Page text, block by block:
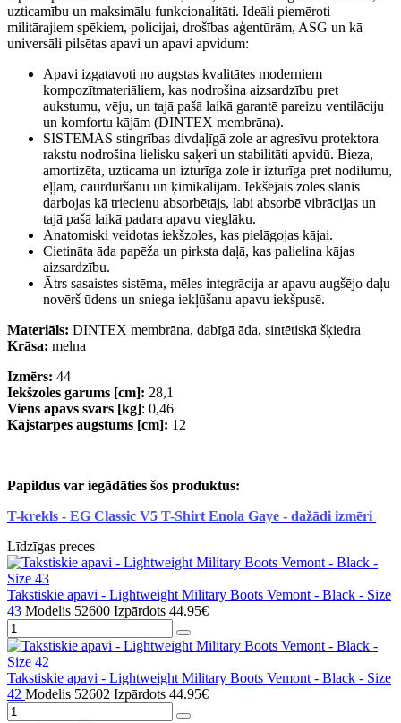
uzticamību un maksimālu funkcionalitāti. Ideāli piemēroti
militārajiem spēkiem, policijai, drošības aģentūrām, ASG un kā
universāli pilsētas apavi un apavi apvidum:
Apavi izgatavoti no augstas kvalitātes moderniem
kompozītmateriāliem, kas nodrošina aizsardzību pret
aukstumu, vēju, un tajā pašā laikā garantē pareizu ventilāciju
un komfortu kājām (DINTEX membrāna).
SISTĒMAS stingrības divdaļīgā zole ar agresīvu protektora
rakstu nodrošina lielisku saķeri un stabilitāti apvidū. Bieza,
amortizēta, uzticama un izturīga zole ir izturīga pret nodilumu,
eļļām, caurduršanu un ķimikālijām. Iekšējais zoles slānis
darbojas kā triecienu absorbētājs, labi absorbē vibrācijas un
tajā pašā laikā padara apavu vieglāku.
Anatomiski veidotas iekšzoles, kas pielāgojas kājai.
Cietināta āda papēža un pirksta daļā, kas palielina kājas
aizsardzību.
Ātrs sasaistes sistēma, mēles integrācija ar apavu augšējo daļu
novērš ūdens un sniega iekļūšanu apavu iekšpusē.
Materiāls: DINTEX membrāna, dabīgā āda, sintētiskā šķiedra
Krāsa: melna
Izmērs: 44
Iekšzoles garums [cm]: 28,1
Viens apavs svars [kg]: 0,46
Kājstarpes augstums [cm]: 12
Papildus var iegādāties šos produktus:
T-krekls - EG Classic V5 T-Shirt Enola Gaye - dažādi izmēri
Līdzīgas preces
Takstiskie apavi - Lightweight Military Boots Vemont - Black - Size
43 Modelis 52600 Izpārdots 44.95€
Takstiskie apavi - Lightweight Military Boots Vemont - Black - Size
42 Modelis 52602 Izpārdots 44.95€